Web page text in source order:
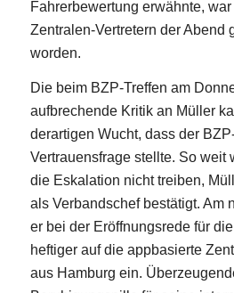
Fahrerbewertung erwähnte,
Zentralen-Vertretern der Abend
worden.
Die beim BZP-Treffen am
aufbrechende Kritik an Müller
derartigen Wucht, dass der
Vertrauensfrage stellte. So weit
die Eskalation nicht treiben,
als Verbandschef bestätigt. Am
er bei der Eröffnungsrede für
heftiger auf die appbasierte
aus Hamburg ein.